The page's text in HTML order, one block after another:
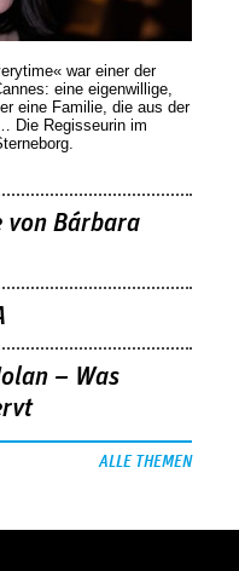
war einer der
eine eigenwillige,
eine ­Familie, die aus der
Die Regisseurin im
von Bárbara
– Was
ALLE THEMEN